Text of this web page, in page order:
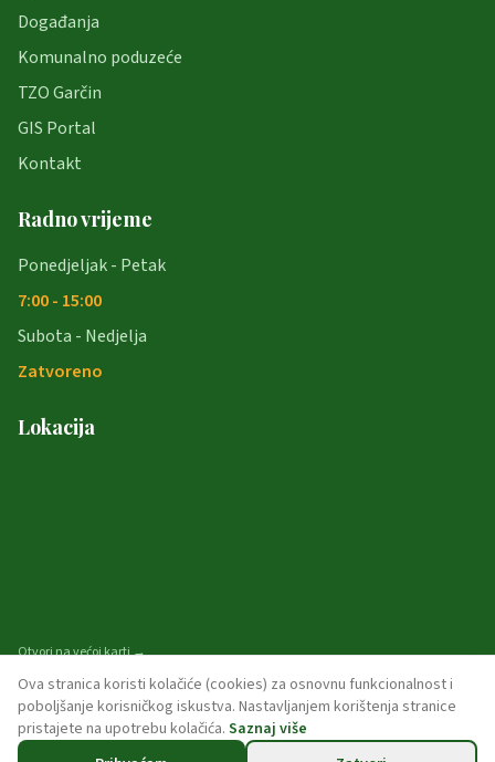
Događanja
Komunalno poduzeće
TZO Garčin
GIS Portal
Kontakt
Radno vrijeme
Ponedjeljak - Petak
7:00 - 15:00
Subota - Nedjelja
Zatvoreno
Lokacija
Otvori na većoj karti →
© 2026 opcina-garcin. Sva prava pridržana.
Ova stranica koristi kolačiće (cookies) za osnovnu funkcionalnost i
poboljšanje korisničkog iskustva. Nastavljanjem korištenja stranice
pristajete na upotrebu kolačića. Saznaj više